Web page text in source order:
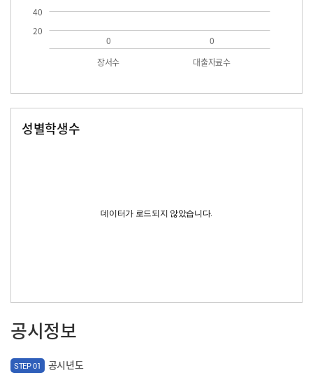
20
40
장서수 대출자료수
0 0
성별학생수
데이터가 로드되지 않았습니다.
공시정보
STEP 01 공시년도